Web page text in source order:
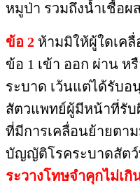
หมูป่า รวมถึงน้ำเชื้อผ
ข้อ 2 ห้ามมิให้ผู้ใดเค
ข้อ 1 เข้า ออก ผ่าน ห
ระบาด เว้นแต่ได้รับ
สัตวแพทย์ผู้มีหน้าที่รั
ที่มีการเคลื่อนย้ายตา
บัญญัติโรคระบาดสัตว์
ระวางโทษจำคุกไม่เกิ